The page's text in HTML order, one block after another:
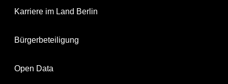
Karriere im Land Berlin
Bürgerbeteiligung
Open Data